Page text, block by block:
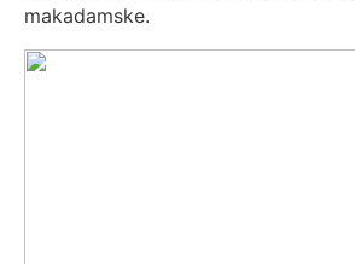
makadamske.